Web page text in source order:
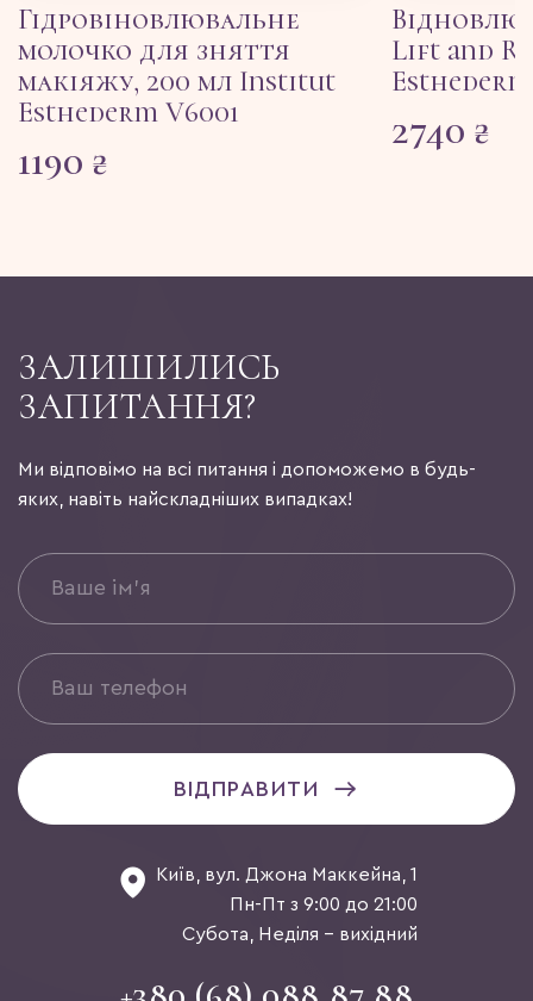
Гідровіновлювальне
молочко для зняття
макіяжу, 200 мл Institut
Esthederm V6001
1190 ₴
Lift and
2740 ₴
ЗАЛИШИЛИСЬ
ЗАПИТАННЯ?
Ми відповімо на всі питання і допоможемо в будь-
яких, навіть найскладніших випадках!
ВІДПРАВИТИ
Київ, вул. Джона Маккейна, 1
Пн-Пт з 9:00 до 21:00
Субота, Неділя - вихідний